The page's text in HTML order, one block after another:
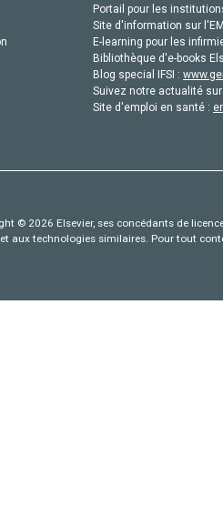
Portail pour les
Site d'information sur
E-learning pour les
Bibliothèque d'e-books
Blog special IFSI :
Suivez notre actualité
Site d'emploi en santé :
© 2026 Elsevier, ses concédants de
aux technologies similaires. Pour tout